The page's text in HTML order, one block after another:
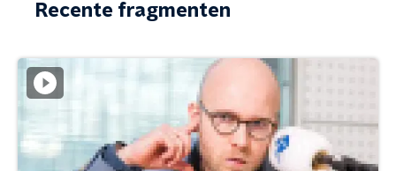
Recente fragmenten